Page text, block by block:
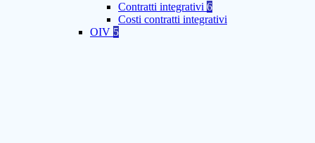
Contratti integrativi 6
Costi contratti integrativi
OIV 5